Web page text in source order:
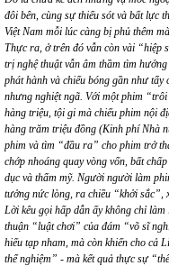
đôi bên, cùng sự thiếu sót và bất lực
Việt Nam mỗi lúc càng bị phủ thêm
Thực ra, ở trên đó vẫn còn vài “hiệp
trị nghệ thuật vẫn âm thầm tìm
phát hành và chiếu bóng gần như tẩy
nhưng nghiệt ngã. Với một phim
hàng triệu, tội gi mà chiếu phim nội
hàng trăm triệu đồng (Kinh phí Nhà
phim và tìm “đầu ra” cho phim trở
chớp nhoáng quay vòng vốn, bất
dục và thẩm mỹ. Người người làm
tưởng nức lòng, ra chiều “khởi sắc”,
Lời kêu gọi hấp dẫn ấy không chỉ
thuận “luật chơi” của đám “võ sĩ
hiếu tạp nham, mà còn khiến cho cả
thể nghiệm” - mà kết quả thực sự